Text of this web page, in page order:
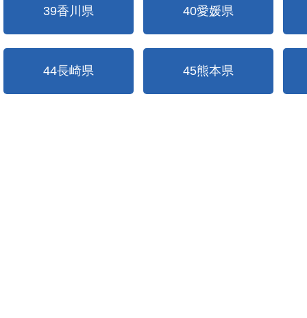
39香川県 40愛媛県
44長崎県 45熊本県